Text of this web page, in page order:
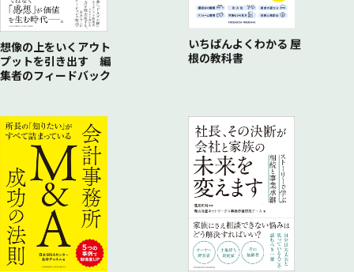
想像の上をいくアウト
プットを引き出す 編
集者のフィードバック
いちばんよくわかる 屋
根の教科書